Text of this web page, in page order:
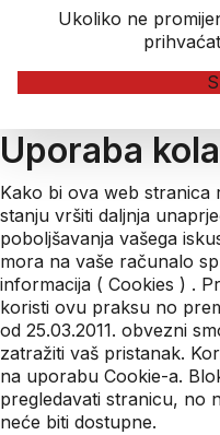
Ukoliko ne
Uporaba
Kako bi ova web stranica
stanju vršiti daljnja
poboljšavanja vašega
mora na vaše računalo
informacija ( Cookies ) .
koristi ovu praksu no
od 25.03.2011. obvezni
zatražiti vaš pristanak.
na uporabu Cookie-a.
pregledavati stranicu, no
neće biti dostupne.